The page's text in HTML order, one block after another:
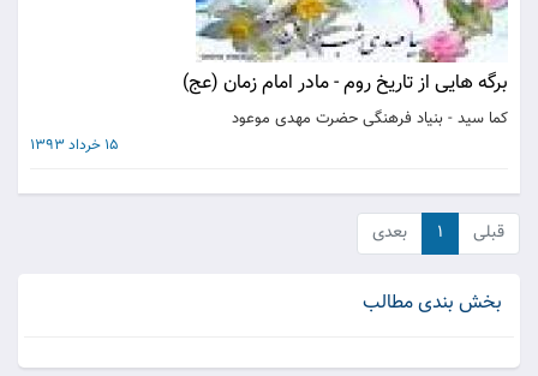
برگه هایی از تاریخ روم - مادر امام زمان (عج)
کما سید - بنیاد فرهنگی حضرت مهدی موعود
15 خرداد 1393
قبلی ۱ بعدی
بخش بندی مطالب